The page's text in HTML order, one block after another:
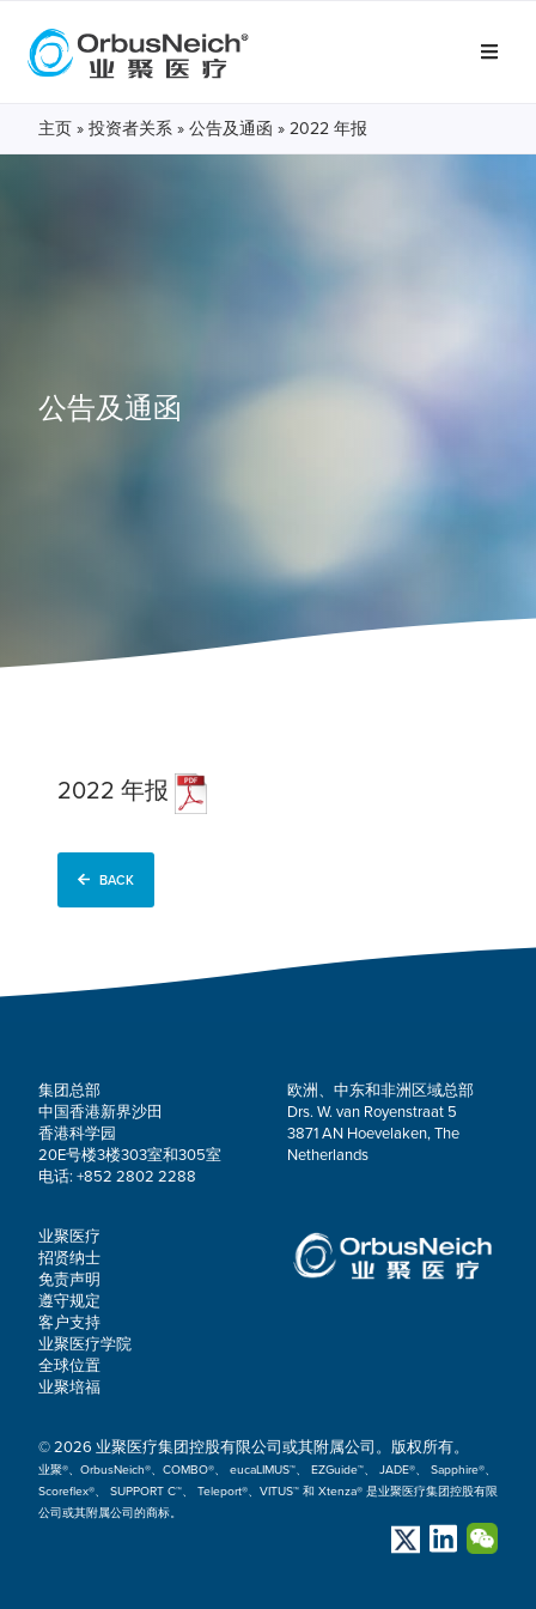
主页 » 投资者关系 » 公告及通函 » 2022 年报
公告及通函
2022 年报
BACK
集团总部
中国香港新界沙田
香港科学园
20E号楼3楼303室和305室
电话: +852 2802 2288
欧洲、中东和非洲区域总部
Drs. W. van Royenstraat 5
3871 AN Hoevelaken, The
Netherlands
业聚医疗
招贤纳士
免责声明
遵守规定
客户支持
业聚医疗学院
全球位置
业聚培福
© 2026 业聚医疗集团控股有限公司或其附属公司。版权所有。
业聚®、OrbusNeich®、COMBO®、 eucaLIMUS™、 EZGuide™、 JADE®、 Sapphire®、
Scoreflex®、 SUPPORT C™、 Teleport®、VITUS™ 和 Xtenza® 是业聚医疗集团控股有限
公司或其附属公司的商标。